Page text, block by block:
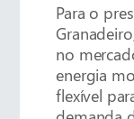
Para o
no
energia
flexível